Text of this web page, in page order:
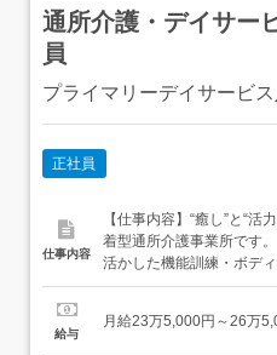
通所介護・デイサー
員
プライマリーデイサービ
正社員
仕事内容
【仕事内容】“癒し”と“
着型通所介護事業所です
活かした機能訓練・ボデ
動プログラム 足浴やエス
あふれています。(主な仕
給与
月給23万5,000円～26万